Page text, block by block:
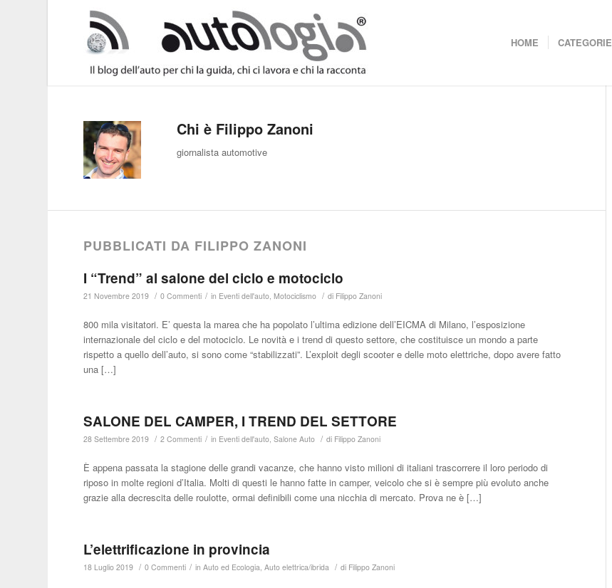
HOME CATEGORIE
Chi è Filippo Zanoni
giornalista automotive
PUBBLICATI DA FILIPPO ZANONI
I “Trend” al salone del ciclo e motociclo
21 Novembre 2019 / 0 Commenti / in Eventi dell'auto,Motociclismo / di Filippo Zanoni
800 mila visitatori. E’ questa la marea che ha popolato l’ultima edizione dell’EICMA di Milano, l’esposizione
internazionale del ciclo e del motociclo. Le novità e i trend di questo settore, che costituisce un mondo a parte
rispetto a quello dell’auto, si sono come “stabilizzati”. L’exploit degli scooter e delle moto elettriche, dopo avere fatto
una […]
SALONE DEL CAMPER, I TREND DEL SETTORE
28 Settembre 2019 / 2 Commenti / in Eventi dell'auto,Salone Auto / di Filippo Zanoni
È appena passata la stagione delle grandi vacanze, che hanno visto milioni di italiani trascorrere il loro periodo di
riposo in molte regioni d’Italia. Molti di questi le hanno fatte in camper, veicolo che si è sempre più evoluto anche
grazie alla decrescita delle roulotte, ormai definibili come una nicchia di mercato. Prova ne è […]
L’elettrificazione in provincia
18 Luglio 2019 / 0 Commenti / inAuto ed Ecologia,Auto elettrica/ibrida / di Filippo Zanoni